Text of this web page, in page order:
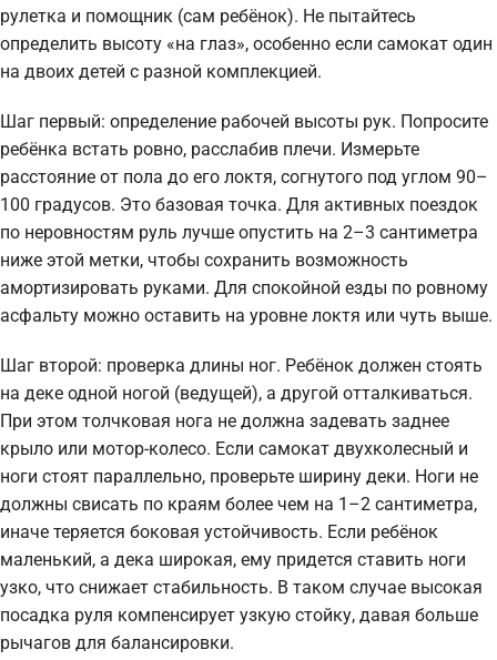
рулетка и помощник (сам ребёнок). Не пытайтесь
определить высоту «на глаз», особенно если самокат один
на двоих детей с разной комплекцией.
Шаг первый: определение рабочей высоты рук. Попросите
ребёнка встать ровно, расслабив плечи. Измерьте
расстояние от пола до его локтя, согнутого под углом 90–
100 градусов. Это базовая точка. Для активных поездок
по неровностям руль лучше опустить на 2–3 сантиметра
ниже этой метки, чтобы сохранить возможность
амортизировать руками. Для спокойной езды по ровному
асфальту можно оставить на уровне локтя или чуть выше.
Шаг второй: проверка длины ног. Ребёнок должен стоять
на деке одной ногой (ведущей), а другой отталкиваться.
При этом толчковая нога не должна задевать заднее
крыло или мотор-колесо. Если самокат двухколесный и
ноги стоят параллельно, проверьте ширину деки. Ноги не
должны свисать по краям более чем на 1–2 сантиметра,
иначе теряется боковая устойчивость. Если ребёнок
маленький, а дека широкая, ему придется ставить ноги
узко, что снижает стабильность. В таком случае высокая
посадка руля компенсирует узкую стойку, давая больше
рычагов для балансировки.